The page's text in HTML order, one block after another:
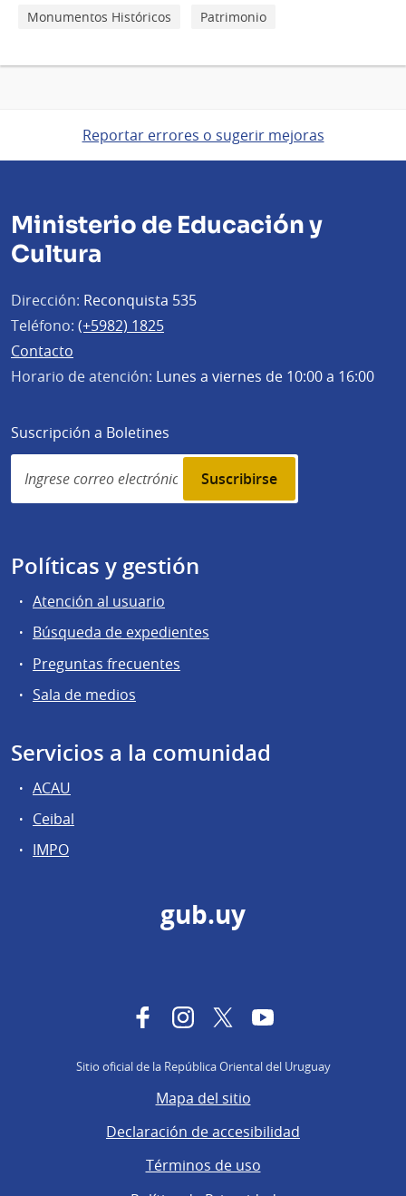
Monumentos Históricos
Patrimonio
Reportar errores o sugerir mejoras
Ministerio de Educación y
Cultura
Dirección: Reconquista 535
Teléfono: (+5982) 1825
Contacto
Horario de atención: Lunes a viernes de 10:00 a 16:00
Suscripción a Boletines
Simplenews
subscription
Políticas y gestión
Atención al usuario
Búsqueda de expedientes
Preguntas frecuentes
Sala de medios
Servicios a la comunidad
ACAU
Ceibal
IMPO
gub.uy
FacebookInstagram
TwitterYouTube
Sitio oficial de la República Oriental del Uruguay
Mapa del sitio
Declaración de accesibilidad
Términos de uso